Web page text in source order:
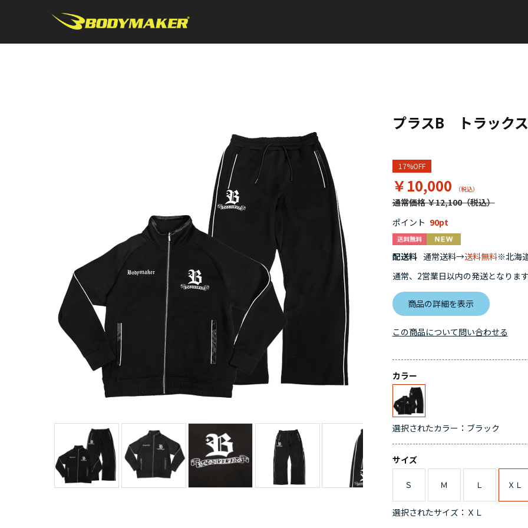
プラスB トラック
17%OFF
￥10,000
通常価格 ￥12,100
ポイント 90
配送料 通常送料→送料無料※北海
通常、2営業日以内の発送となりま
商品の詳細を表示
カラー
選択されたカラー：ブラック
サイズ
Ｓ Ｍ Ｌ ＸＬ
選択されたサイズ：ＸＬ
この商品について問い合わせる